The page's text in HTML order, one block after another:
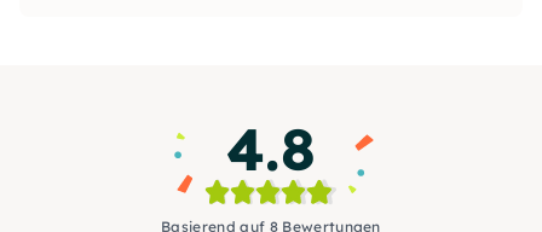
4.8
Basierend auf 8 Bewertungen